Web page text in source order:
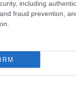
including
fraud prevention,
MR SPABOOK
utazó